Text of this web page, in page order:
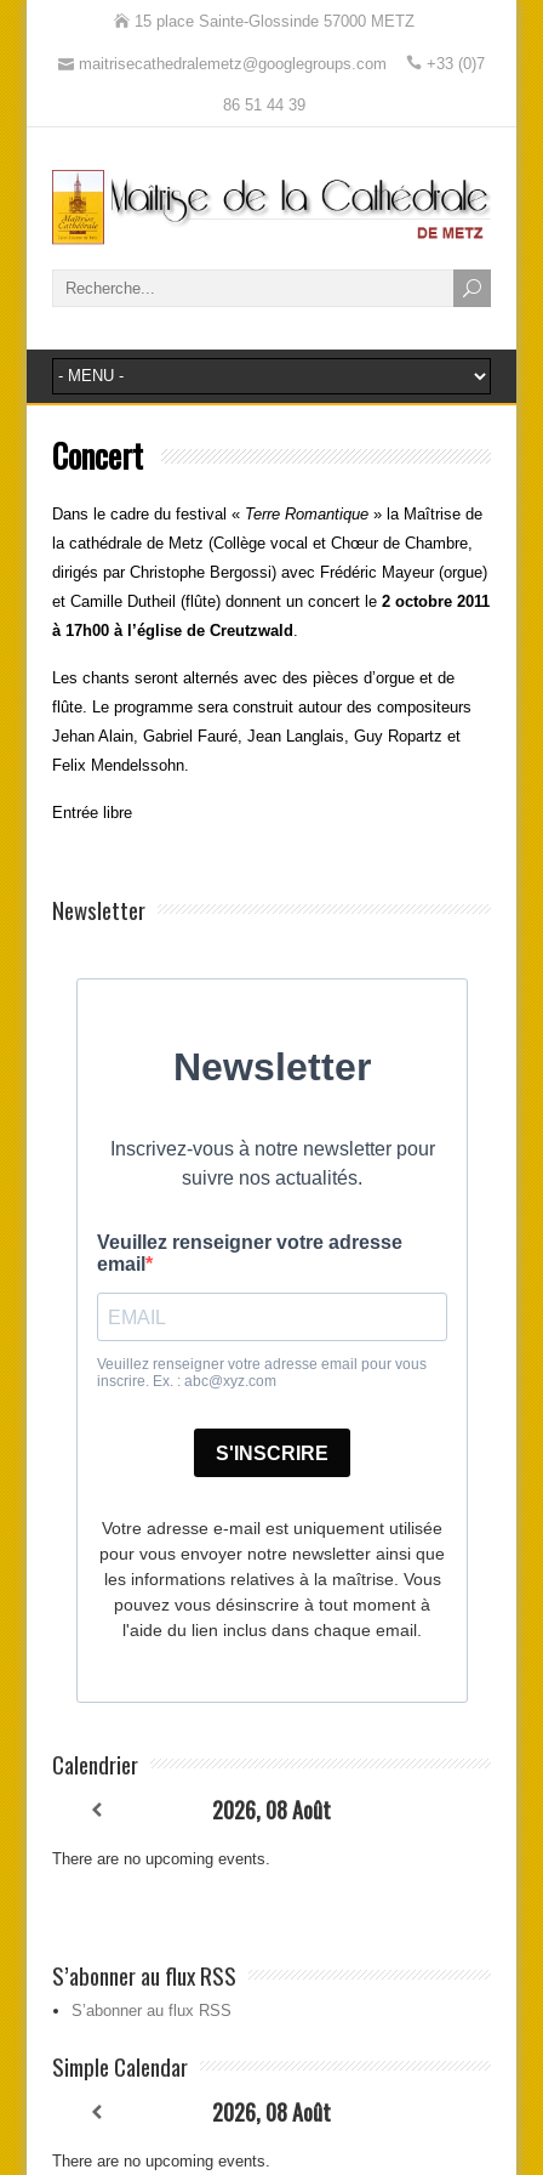
15 place Sainte-Glossinde 57000 METZ
maitrisecathedralemetz@googlegroups.com +33 (0)7
86 51 44 39
Concert
Dans le cadre du festival « Terre Romantique» la Maîtrise de
la cathédrale de Metz (Collège vocal et Chœur de Chambre,
dirigés par Christophe Bergossi) avec Frédéric Mayeur (orgue)
et Camille Dutheil (flûte) donnent un concert le 2 octobre 2011
à 17h00 à l’église de Creutzwald
Les chants seront alternés avec des pièces d’orgue et de
flûte. Le programme sera construit autour des compositeurs
Jehan Alain, Gabriel Fauré, Jean Langlais, Guy Ropartz et
Felix Mendelssohn.
Entrée libre
Newsletter
Calendrier
2026, 08 Août
There are no upcoming events.
S’abonner au flux RSS
S’abonner au flux RSS
Simple Calendar
2026, 08 Août
There are no upcoming events.